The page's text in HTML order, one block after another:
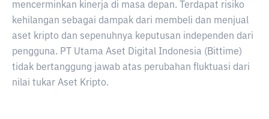
mencerminkan kinerja di masa depan. Terdapat risiko
kehilangan sebagai dampak dari membeli dan menjual
aset kripto dan sepenuhnya keputusan independen dari
pengguna. PT Utama Aset Digital Indonesia (Bittime)
tidak bertanggung jawab atas perubahan fluktuasi dari
nilai tukar Aset Kripto.